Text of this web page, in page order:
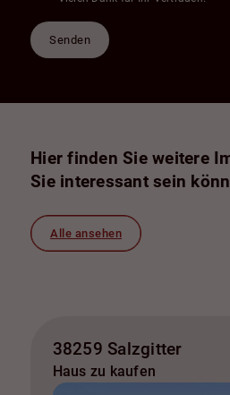
Senden
Hier finden Sie weitere
Sie interessant sein
Alle ansehen
38259 Salzgitter
Haus zu kaufen